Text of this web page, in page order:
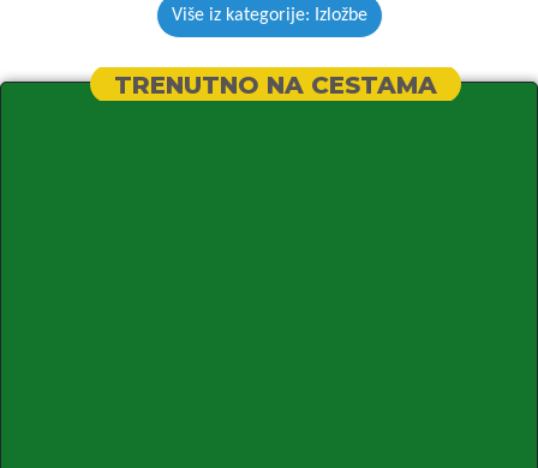
Više iz kategorije: Izložbe
TRENUTNO NA CESTAMA